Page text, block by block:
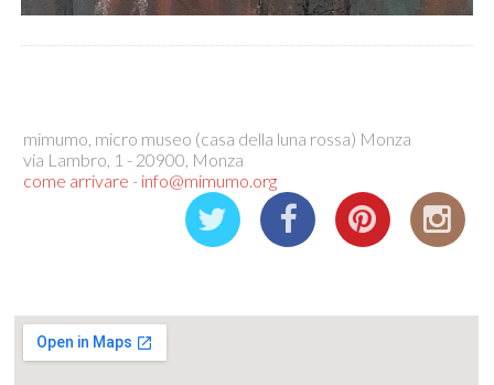
mimumo, micro museo (casa della luna rossa) Monza
via Lambro, 1 - 20900, Monza
come arrivare - info@mimumo.org